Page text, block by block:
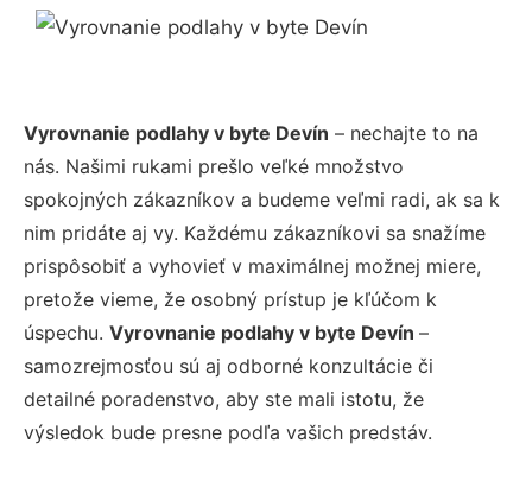
Vyrovnanie podlahy v byte Devín – nechajte to na
nás. Našimi rukami prešlo veľké množstvo
spokojných zákazníkov a budeme veľmi radi, ak sa k
nim pridáte aj vy. Každému zákazníkovi sa snažíme
prispôsobiť a vyhovieť v maximálnej možnej miere,
pretože vieme, že osobný prístup je kľúčom k
úspechu. Vyrovnanie podlahy v byte Devín –
samozrejmosťou sú aj odborné konzultácie či
detailné poradenstvo, aby ste mali istotu, že
výsledok bude presne podľa vašich predstáv.